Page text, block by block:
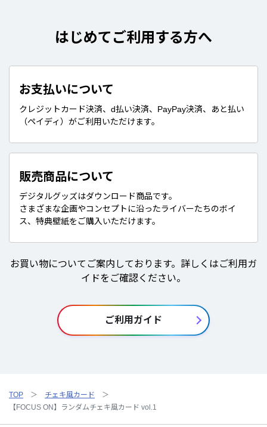
はじめてご利用する方へ
お支払いについて
クレジットカード決済、d払い決済、PayPay決済、あと払い
（ペイディ）がご利用いただけます。
販売商品について
デジタルグッズはダウンロード商品です。
さまざまな企画やコンセプトに沿ったライバーたちのボイ
ス、特典壁紙をご購入いただけます。
お買い物についてご案内しております。詳しくはご利用ガ
イドをご確認ください。
ご利用ガイド
TOP
チェキ風カード
【FOCUS ON】ランダムチェキ風カード vol.1